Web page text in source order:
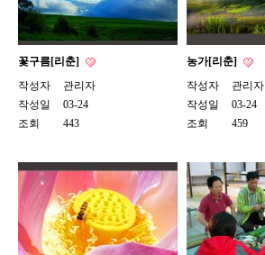
꽃구름[리춘]
작성자
관리자
작성일
03-24
조회
443
농가[리춘]
작성자
관리자
작성일
03-24
조회
459